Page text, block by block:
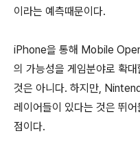
이라는 예측때문이다.
iPhone을 통해 Mobile
의 가능성을 게임분야로 확
것은 아니다. 하지만,
레이어들이 있다는 것은 뛰
점이다.